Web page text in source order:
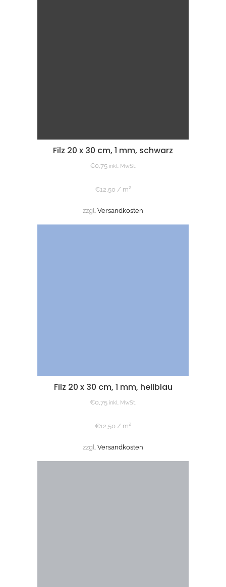
Filz 20 x 30 cm, 1 mm, schwarz
€0,75 inkl. MwSt.
€12,50 / m²
zzgl. Versandkosten
Filz 20 x 30 cm, 1 mm, hellblau
€0,75 inkl. MwSt.
€12,50 / m²
zzgl. Versandkosten